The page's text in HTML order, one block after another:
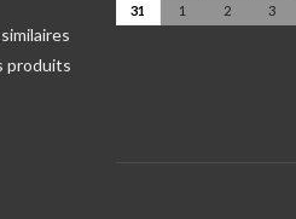
produits
31
1 2 3